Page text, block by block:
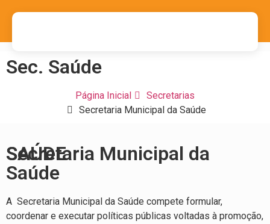
Sec. Saúde
Página Inicial
Secretarias
Secretaria Municipal da Saúde
Secretaria Municipal da
Saúde
SAÚDE
A Secretaria Municipal da Saúde compete formular,
coordenar e executar políticas públicas voltadas à promoção,